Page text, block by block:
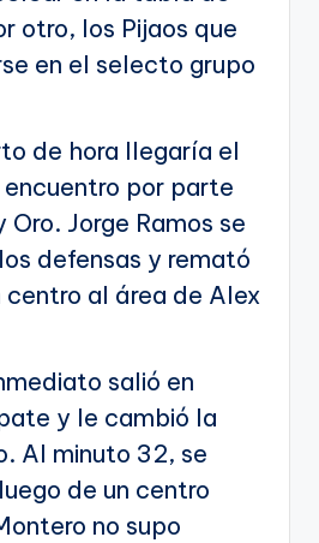
otro, los Pijaos que
en el selecto grupo
de hora llegaría el
por parte
Jorge Ramos se
defensas y remató
centro al área de Alex
salió en
y le cambió la
Al minuto 32, se
de un centro
no supo